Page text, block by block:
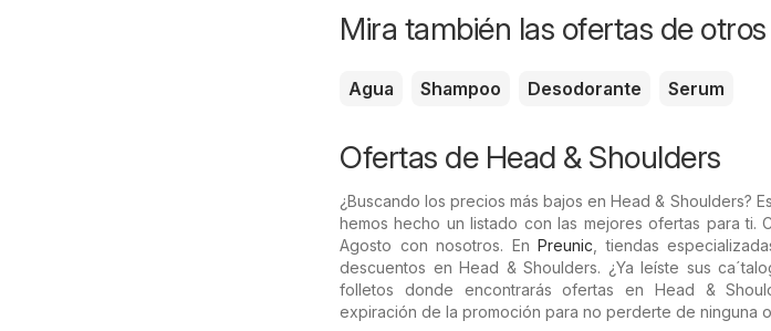
Mira también las ofertas de
Agua Shampoo Desodorante Serum
Ofertas de Head & Shoulders
¿Buscando los precios más bajos en Head & Shoulders?
hemos hecho un listado con las mejores ofertas para ti.
Agosto con nosotros. EnPreunic , tiendas
descuentos en Head & Shoulders. ¿Ya leíste sus
folletos donde encontrarás ofertas en Head &
expiración de la promoción para no perderte de ninguna